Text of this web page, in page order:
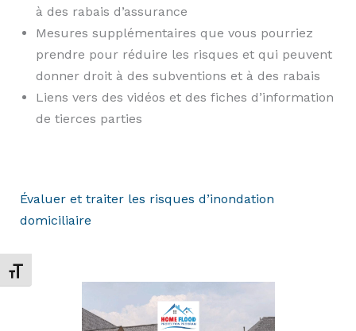
Changer la taille de la police
à des rabais d’assurance
Mesures supplémentaires que vous pourriez
prendre pour réduire les risques et qui peuvent
donner droit à des subventions et à des rabais
Liens vers des vidéos et des fiches d’information
de tierces parties
Évaluer et traiter les risques d’inondation
domiciliaire